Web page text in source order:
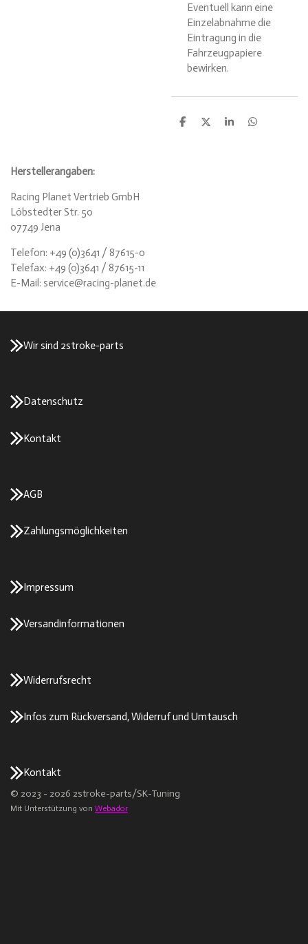
Eventuell kann eine
Einzelabnahme die
Eintragung in die
Fahrzeugpapiere
bewirken.
T
T
T
T
Herstellerangaben:
Racing Planet Vertrieb GmbH
Löbstedter Str. 50
07749 Jena
Telefon: +49 (0)3641 / 87615-0
Telefax: +49 (0)3641 / 87615-11
E-Mail: service@racing-planet.de
Wir sind 2stroke-parts
Datenschutz
Kontakt
AGB
Zahlungsmöglichkeiten
Impressum
Versandinformationen
Widerrufsrecht
Infos zum Rückversand, Widerruf und Umtausch
Kontakt
© 2023 - 2026 2stroke-parts/SK-Tuning
Mit Unterstützung von Webador